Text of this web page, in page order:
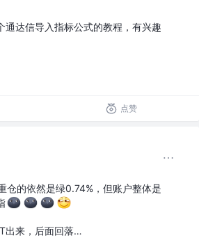
通达信导入指标公式的教程，有兴趣
点赞
仓的依然是绿0.74%，但账户整体是
出来，后面回落…